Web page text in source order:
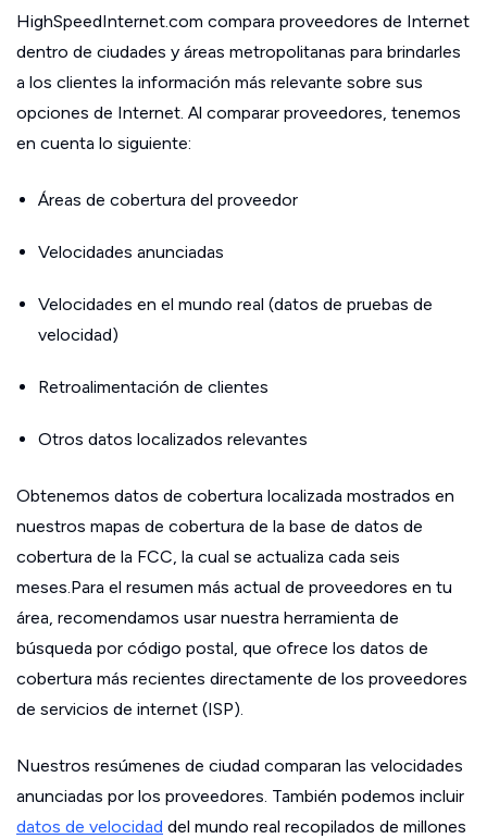
HighSpeedInternet.com compara proveedores de Internet
dentro de ciudades y áreas metropolitanas para brindarles
a los clientes la información más relevante sobre sus
opciones de Internet. Al comparar proveedores, tenemos
en cuenta lo siguiente:
Áreas de cobertura del proveedor
Velocidades anunciadas
Velocidades en el mundo real (datos de pruebas de
velocidad)
Retroalimentación de clientes
Otros datos localizados relevantes
Obtenemos datos de cobertura localizada mostrados en
nuestros mapas de cobertura de la base de datos de
cobertura de la FCC, la cual se actualiza cada seis
meses.Para el resumen más actual de proveedores en tu
área, recomendamos usar nuestra herramienta de
búsqueda por código postal, que ofrece los datos de
cobertura más recientes directamente de los proveedores
de servicios de internet (ISP).
Nuestros resúmenes de ciudad comparan las velocidades
anunciadas por los proveedores. También podemos incluir
datos de velocidad del mundo real recopilados de millones